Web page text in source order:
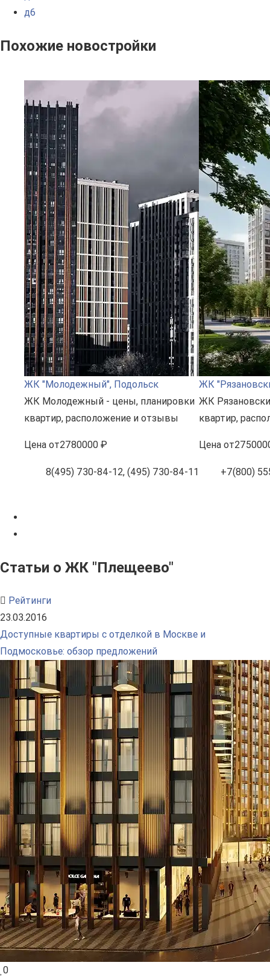
д6
Похожие новостройки
ЖК "Молодежный", Подольск
ЖК Молодежный - цены, планировки
квартир, расположение и отзывы
Цена от2780000 ₽
8(495) 730-84-12, (495) 730-84-11
ЖК
ЖК
квартир,
Цена от
+7(800)
Статьи о ЖК "Плещеево"
Рейтинги
23.03.2016
Доступные квартиры с отделкой в Москве и
Подмосковье: обзор предложений
0